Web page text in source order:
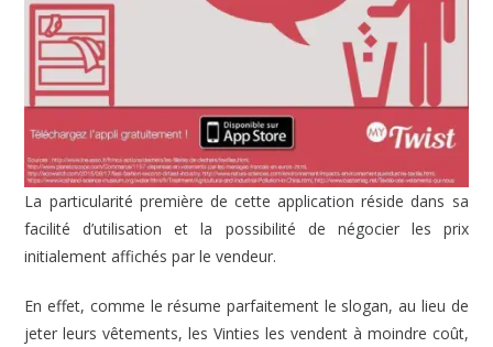
La particularité première de cette application réside dans sa
facilité d’utilisation et la possibilité de négocier les prix
initialement affichés par le vendeur.
En effet, comme le résume parfaitement le slogan, au lieu de
jeter leurs vêtements, les Vinties les vendent à moindre coût,